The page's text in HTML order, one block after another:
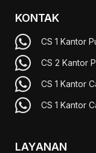
KONTAK
CS 1 Kantor
CS 2 Kantor
CS 1 Kantor
CS 1 Kantor
LAYANAN